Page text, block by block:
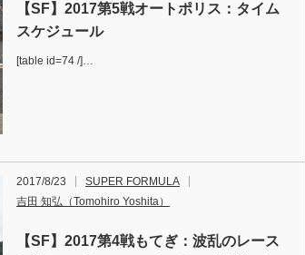
【SF】2017第5戦オートポリス：タイム
スケジュール
[table id=74 /]…
2017/8/23
SUPER FORMULA
吉田 知弘（Tomohiro Yoshita）
【SF】2017第4戦もてぎ：波乱のレース